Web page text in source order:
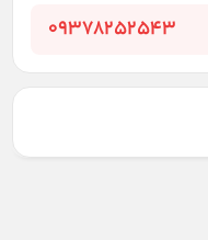
09378252543